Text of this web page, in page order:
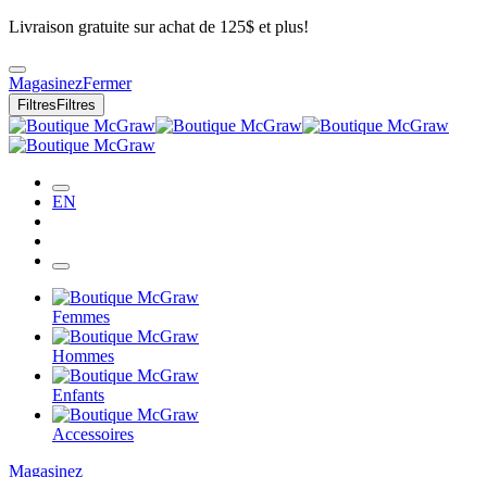
Livraison gratuite sur achat de 125$ et plus!
MagasinezFermer
Filtres Filtres
EN
Femmes
Hommes
Enfants
Accessoires
Magasinez